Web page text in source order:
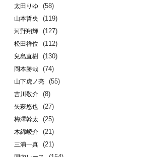
太田りゆ (58)
山本哲央 (119)
河野翔輝 (127)
松田祥位 (112)
兒島直樹 (130)
岡本勝哉 (74)
山下虎ノ亮 (55)
吉川敬介 (8)
矢萩悠也 (27)
梅澤幹太 (25)
木綿崚介 (21)
三浦一真 (21)